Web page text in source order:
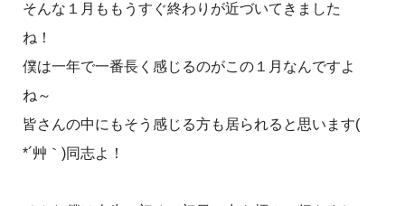
そんな１月ももうすぐ終わりが近づいてきました
ね！
僕は一年で一番長く感じるのがこの１月なんですよ
ね～
皆さんの中にもそう感じる方も居られると思います(
*´艸｀)同志よ！